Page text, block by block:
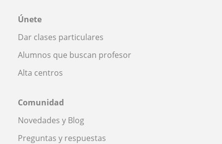
Únete
Dar clases particulares
Alumnos que buscan profesor
Alta centros
Comunidad
Novedades y Blog
Preguntas y respuestas